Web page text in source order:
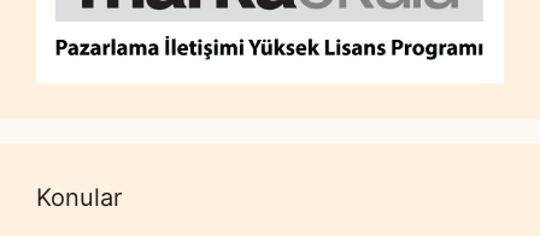
Konular